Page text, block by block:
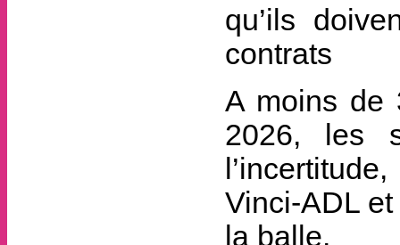
qu’ils
contrats
A moins de
2026, les
Vinci-ADL
la balle.